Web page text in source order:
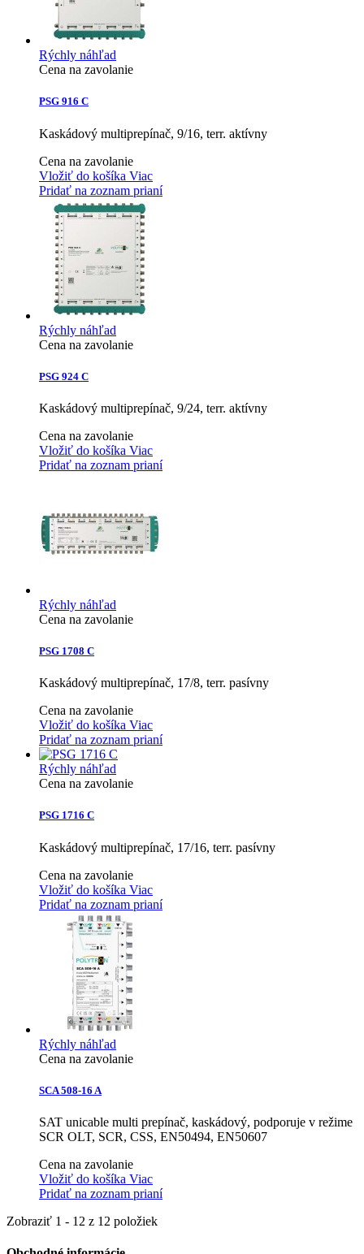
Rýchly náhľad
Cena na zavolanie
PSG 916 C
Kaskádový multiprepínač, 9/16, terr. aktívny
Cena na zavolanie
Vložiť do košíka Viac
Pridať na zoznam prianí
Rýchly náhľad
Cena na zavolanie
PSG 924 C
Kaskádový multiprepínač, 9/24, terr. aktívny
Cena na zavolanie
Vložiť do košíka Viac
Pridať na zoznam prianí
Rýchly náhľad
Cena na zavolanie
PSG 1708 C
Kaskádový multiprepínač, 17/8, terr. pasívny
Cena na zavolanie
Vložiť do košíka Viac
Pridať na zoznam prianí
Rýchly náhľad
Cena na zavolanie
PSG 1716 C
Kaskádový multiprepínač, 17/16, terr. pasívny
Cena na zavolanie
Vložiť do košíka Viac
Pridať na zoznam prianí
Rýchly náhľad
Cena na zavolanie
SCA 508-16 A
SAT unicable multi prepínač, kaskádový, podporuje v režime
SCR OLT, SCR, CSS, EN50494, EN50607
Cena na zavolanie
Vložiť do košíka Viac
Pridať na zoznam prianí
Zobraziť 1 - 12 z 12 položiek